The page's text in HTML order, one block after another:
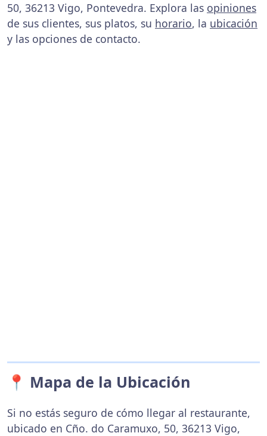
50, 36213 Vigo, Pontevedra. Explora las opiniones
de sus clientes, sus platos, su horario, la ubicación
y las opciones de contacto.
📍 Mapa de la Ubicación
Si no estás seguro de cómo llegar al restaurante,
ubicado en Cño. do Caramuxo, 50, 36213 Vigo,